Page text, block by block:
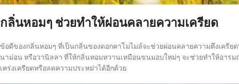
กลิ่นหอมๆ ช่วยทำให้ผ่อนคลายความเครียด
ข้อดีของกลิ่นหอมๆ ที่เป็นกลิ่นของดอกคาโมไมล์จะช่วยผ่อนคลายความตึงเครี
นาม่อน หรือวานิลลา ที่ให้กลิ่นหอมหวานเหมือนขนมอบใหม่ๆ จะช่วยทำให้อา
เคร่งเครียดหรือลดความประหม่าได้อีกด้วย